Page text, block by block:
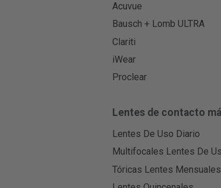
Acuvue
Bausch + Lomb ULTRA
Clariti
iWear
Proclear
Lentes de contacto
Lentes De Uso Diario
Multifocales Lentes De
Tóricas Lentes Mensuales